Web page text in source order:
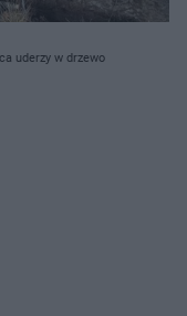
uderzy w drzewo